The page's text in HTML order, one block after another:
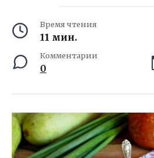
Время чтения
11 мин.
Комментарии
0